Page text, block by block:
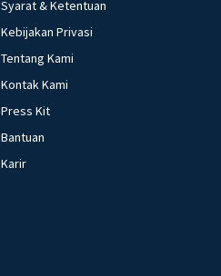
Syarat & Ketentuan
Kebijakan Privasi
Tentang Kami
Kontak Kami
Press Kit
Bantuan
Karir